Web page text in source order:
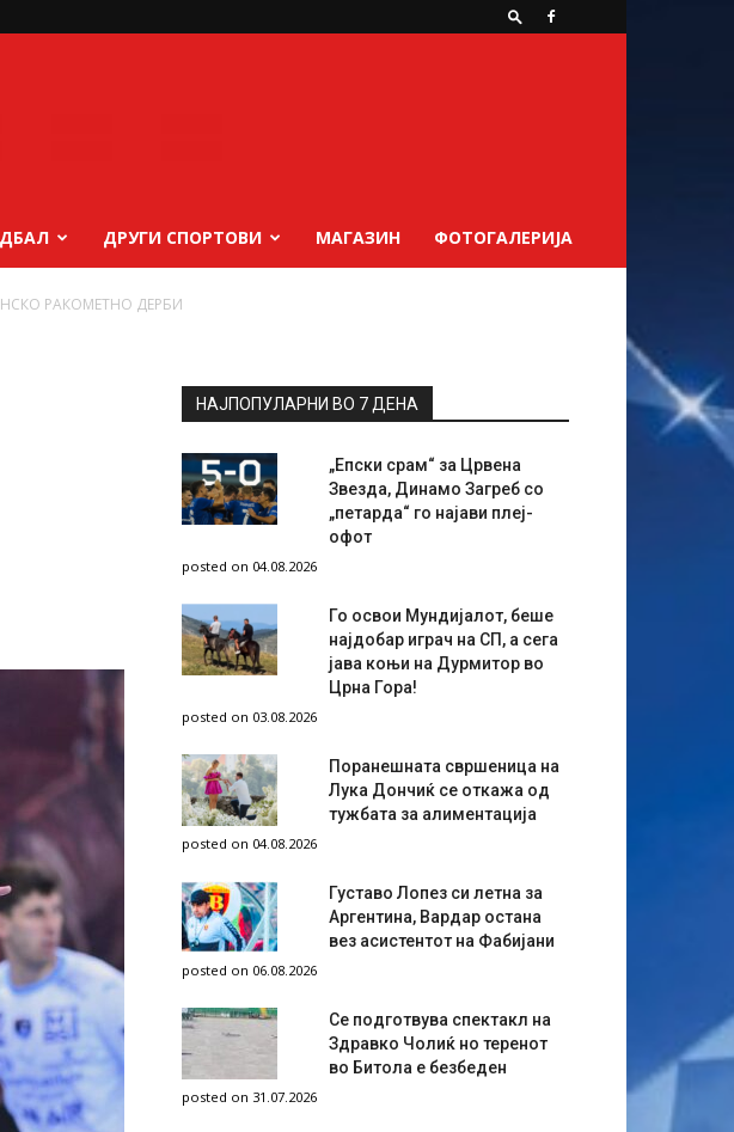
ДРУГИ СПОРТОВИ МАГАЗИН ФОТОГАЛЕРИЈА
РАКОМЕТНО ДЕРБИ
НАЈПОПУЛАРНИ ВО 7 ДЕНА
„Епски срам“ за Црвена
Звезда, Динамо Загреб со
„петарда“ го најави плеј-
офот
posted on 04.08.2026
Го освои Мундијалот, беше
најдобар играч на СП, а сега
јава коњи на Дурмитор во
Црна Гора!
posted on 03.08.2026
Поранешната свршеница на
Лука Дончиќ се откажа од
тужбата за алиментација
posted on 04.08.2026
Густаво Лопез си летна за
Аргентина, Вардар остана
вез асистентот на Фабијани
posted on 06.08.2026
Се подготвува спектакл на
Здравко Чолиќ но теренот
во Битола е безбеден
posted on 31.07.2026